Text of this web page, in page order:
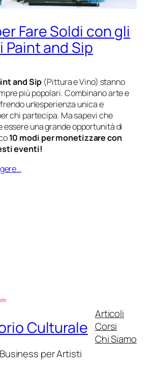
Fare Soldi con gli
Paint and Sip
and Sip (Pittura e Vino) stanno
più popolari. Combinano arte e
un’esperienza unica e
chi partecipa. Ma sapevi che
essere una grande opportunità di
10 modi per monetizzare con
eventi!
Culturale
per Artisti
Articoli
Corsi
Chi Siamo